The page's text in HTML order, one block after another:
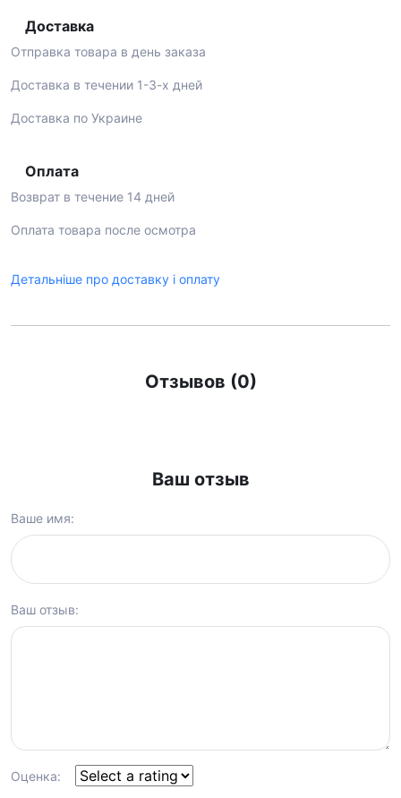
Доставка
Отправка товара в день заказа
Доставка в течении 1-3-х дней
Доставка по Украине
Оплата
Возврат в течение 14 дней
Оплата товара после осмотра
Детальніше про доставку і оплату
Отзывов (0)
Ваш отзыв
Ваше имя:
Ваш отзыв:
Оценка: